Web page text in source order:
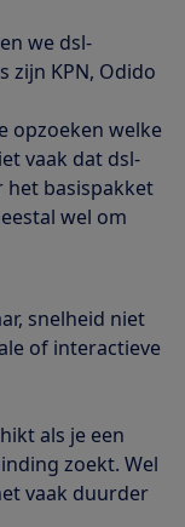
we dsl-
zijn KPN, Odido
opzoeken welke
vaak dat dsl-
het basispakket
wel om
snelheid niet
of interactieve
als je een
zoekt. Wel
vaak duurder